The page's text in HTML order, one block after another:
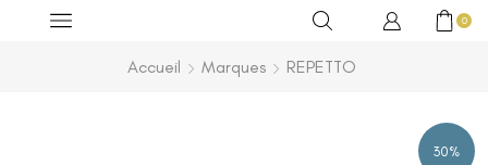
0
Accueil Marques REPETTO
30%